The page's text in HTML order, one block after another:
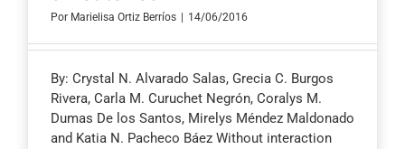
Por Marielisa Ortiz Berríos 14/06/2016
By: Crystal N. Alvarado Salas, Grecia C. Burgos
Rivera, Carla M. Curuchet Negrón, Coralys M.
Dumas De los Santos, Mirelys Méndez Maldonado
and Katia N. Pacheco Báez Without interaction